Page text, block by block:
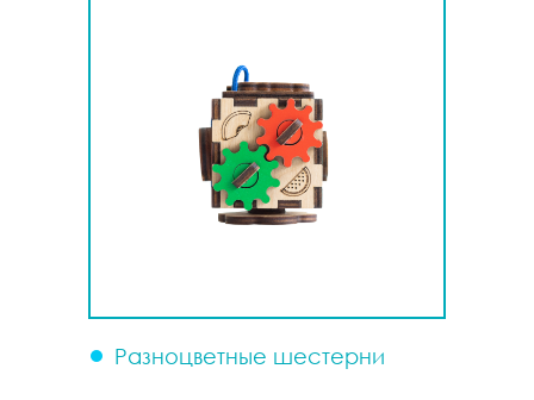
Разноцветные шестерни